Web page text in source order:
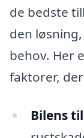
de bedste
den
behov. Her
faktorer,
Bilens